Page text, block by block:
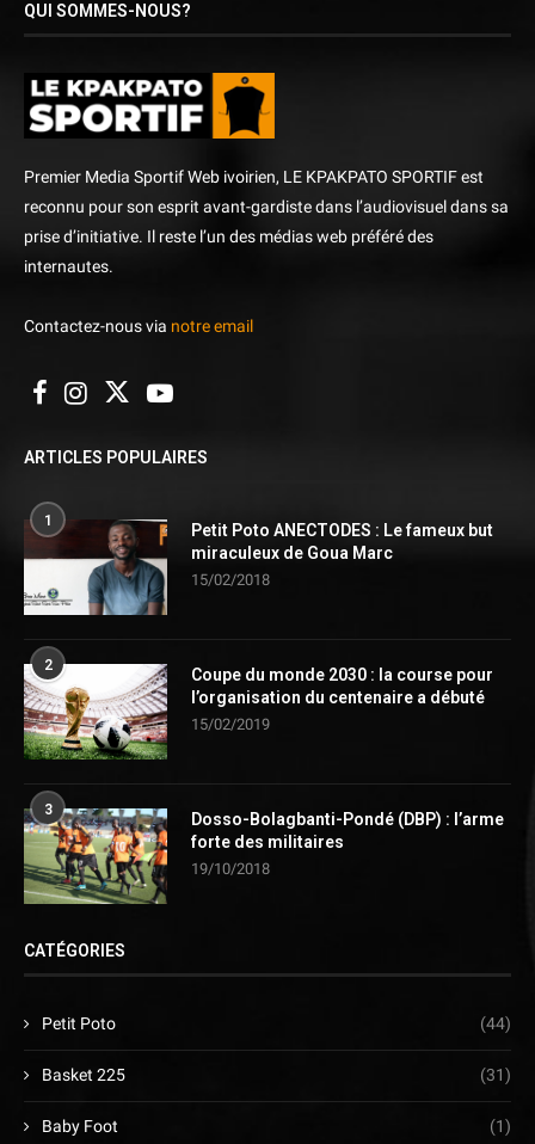
QUI SOMMES-NOUS?
Premier Media Sportif Web ivoirien, LE KPAKPATO SPORTIF est
reconnu pour son esprit avant-gardiste dans l’audiovisuel dans sa
prise d’initiative. Il reste l’un des médias web préféré des
internautes.
Contactez-nous via notre email
ARTICLES POPULAIRES
1
Petit Poto ANECTODES : Le fameux but
miraculeux de Goua Marc
15/02/2018
2
Coupe du monde 2030 : la course pour
l’organisation du centenaire a débuté
15/02/2019
3
Dosso-Bolagbanti-Pondé (DBP) : l’arme
forte des militaires
19/10/2018
CATÉGORIES
Petit Poto (44)
Basket 225 (31)
Baby Foot (1)